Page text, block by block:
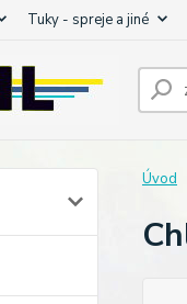
Tuky - spreje a jiné
Úvod